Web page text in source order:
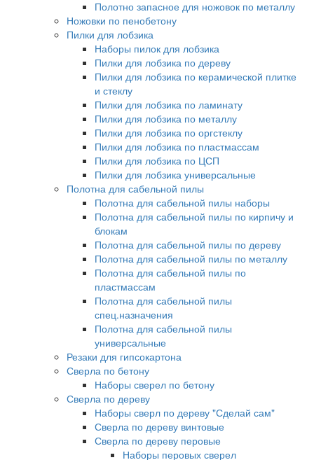
Полотно запасное для ножовок по металлу
Ножовки по пенобетону
Пилки для лобзика
Наборы пилок для лобзика
Пилки для лобзика по дереву
Пилки для лобзика по керамической плитке
и стеклу
Пилки для лобзика по ламинату
Пилки для лобзика по металлу
Пилки для лобзика по оргстеклу
Пилки для лобзика по пластмассам
Пилки для лобзика по ЦСП
Пилки для лобзика универсальные
Полотна для сабельной пилы
Полотна для сабельной пилы наборы
Полотна для сабельной пилы по кирпичу и
блокам
Полотна для сабельной пилы по дереву
Полотна для сабельной пилы по металлу
Полотна для сабельной пилы по
пластмассам
Полотна для сабельной пилы
спец.назначения
Полотна для сабельной пилы
универсальные
Резаки для гипсокартона
Сверла по бетону
Наборы сверел по бетону
Сверла по дереву
Наборы сверл по дереву "Сделай сам"
Сверла по дереву винтовые
Сверла по дереву перовые
Наборы перовых сверел